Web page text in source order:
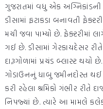
ગુજરાતમાં વધુ એક
ડીસામાં ફટાકડા બનાવતી
મચી જવા પામ્યો છે.
ગઈ છે. ડીસામાં ગેરકાયદેસર રીતે
દારૂગોળામાં પ્રચંડ બ્લાસ્ટ
ગોડાઉનનું ધાબુ જમીનદોસ્ત થઈ
કરી રહેલા શ્રમિકો ગંભીર રીતે
નિપજ્યાં છે. ત્યારે આ મામલે